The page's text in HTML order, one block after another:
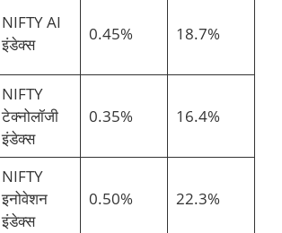
NIFTY AI
इंडेक्स
0.45% 18.7%
NIFTY
टेक्नोलॉजी
इंडेक्स
0.35% 16.4%
NIFTY
इनोवेशन
इंडेक्स
0.50% 22.3%